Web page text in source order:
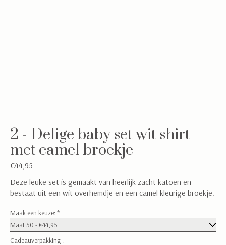
2 - Delige baby set wit shirt
met camel broekje
€44,95
Deze leuke set is gemaakt van heerlijk zacht katoen en
bestaat uit een wit overhemdje en een camel kleurige broekje.
Maak een keuze: *
Cadeauverpakking :